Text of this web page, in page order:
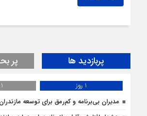
پربازدید ها پر
1 روز
1 هفته
مدیران بی‌برنامه و کم‌رمق برای توسعه